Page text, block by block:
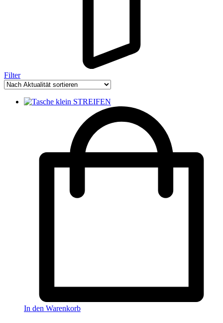
Filter
In den Warenkorb